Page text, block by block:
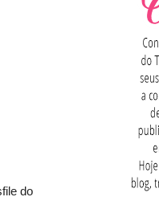
do